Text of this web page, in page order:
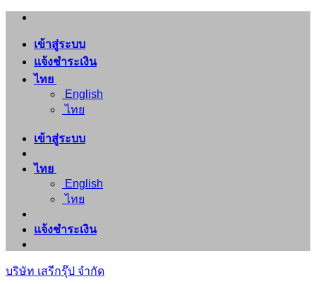
ข้าม
เนื้อหา
เข้าสู่ระบบ
แจ้งชำระเงิน
ไทย
English
ไทย
เข้าสู่ระบบ
ไทย
English
ไทย
แจ้งชำระเงิน
บริษัท เสรีกรุ๊ป จำกัด